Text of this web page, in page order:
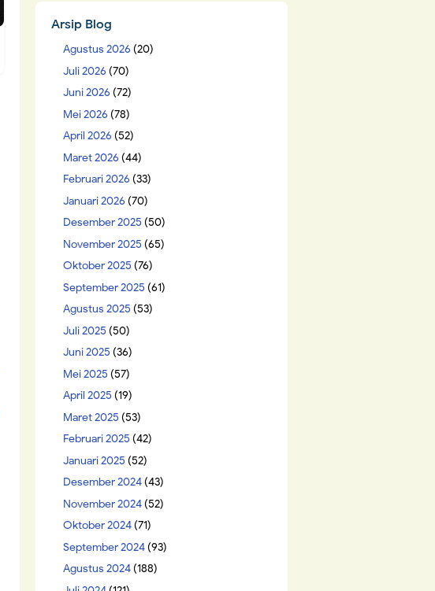
Arsip Blog
Agustus 2026 (20)
Juli 2026 (70)
Juni 2026 (72)
Mei 2026 (78)
April 2026 (52)
Maret 2026 (44)
Februari 2026 (33)
Januari 2026 (70)
Desember 2025 (50)
November 2025 (65)
Oktober 2025 (76)
September 2025 (61)
Agustus 2025 (53)
Juli 2025 (50)
Juni 2025 (36)
Mei 2025 (57)
April 2025 (19)
Maret 2025 (53)
Februari 2025 (42)
Januari 2025 (52)
Desember 2024(43)
November 2024(52)
Oktober 2024(71)
September 2024(93)
Agustus 2024(188)